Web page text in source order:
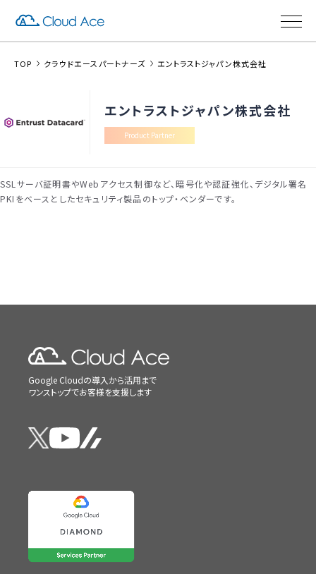
TOP クラウドエースパートナーズ エントラストジャパン株式会社
エントラストジャパン株式会社
Product Partner
SSLサーバ証明書やWebアクセス制御など、暗号化や認証強化、デジタル署名
PKIをベースとしたセキュリティ製品のトップ・ベンダーです。
Google Cloudの導入から活用まで
ワンストップでお客様を支援します